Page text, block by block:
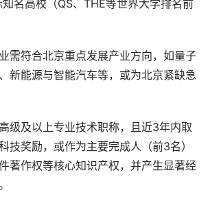
名高校（QS、THE等世界大学排名前
需符合北京重点发展产业方向，如量子
新能源与智能汽车等，或为北京紧缺急
级及以上专业技术职称，且近3年内取
技奖励，或作为主要完成人（前3名）
著作权等核心知识产权，并产生显著经